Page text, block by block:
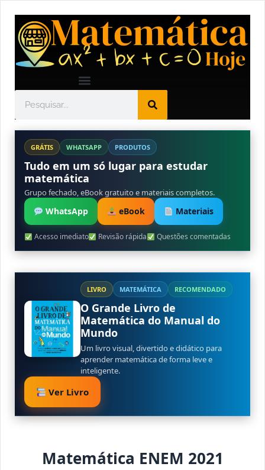
GRÁTIS WHATSAPP PRODUTOS
Tudo em um só lugar para estudar
matemática
Grupo fechado, eBook gratuito e materiais completos.
WhatsApp eBook Materiais
Acesso imediato Revisão rápida Questões comentadas
LIVRO MATEMÁTICA RECOMENDADO
O Grande Livro de
Matemática do Manual do
Mundo
Um livro visual, divertido e didático para
aprender matemática de forma leve e
inteligente.
Ver Livro
Matemática ENEM 2021